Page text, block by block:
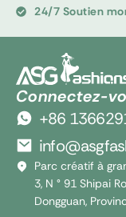
24/7 Soutien
Connectez-
+86
Parc créatif à
3, N ° 91 Shipai
Dongguan,